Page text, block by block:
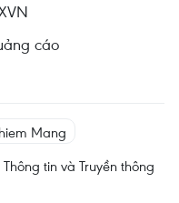
cáo
tin và Truyền thông